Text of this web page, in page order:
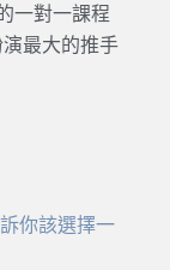
一對一課程
最大的推手
你該選擇一